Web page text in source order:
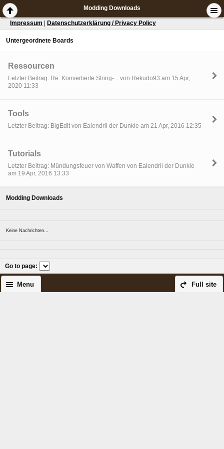
Modding Downloads
Impressum Datenschutzerklärung / Privacy Policy
Untergeordnete Boards
Ressourcen
Letzter Beitrag: Re: Konvertierte String-... von Rekudo93 am 15 Apr,
2020 11:33
Tools
Letzter Beitrag: BigEdit von Ealendril der Dunkle am 21 Apr, 2016 12:35
Tutorials
Letzter Beitrag: Mündungsfeuer von Waffen von Ealendril der Dunkle
am 19 Apr, 2016 13:33
Modding Downloads
Keine Nachrichten...
Go to page:
Full site
Menu